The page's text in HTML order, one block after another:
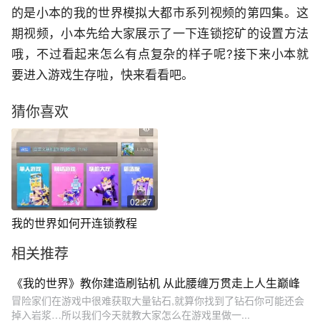
的是小本的我的世界模拟大都市系列视频的第四集。这
期视频，小本先给大家展示了一下连锁挖矿的设置方法
哦，不过看起来怎么有点复杂的样子呢?接下来小本就
要进入游戏生存啦，快来看看吧。
猜你喜欢
02:27
我的世界如何开连锁教程
相关推荐
《我的世界》教你建造刷钻机 从此腰缠万贯走上人生巅峰
冒险家们在游戏中很难获取大量钻石,就算你找到了钻石你可能还会
掉入岩浆…所以我们今天就教大家怎么在游戏里做一...